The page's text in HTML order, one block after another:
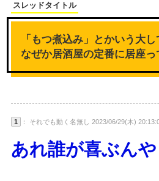
スレッドタイトル
「もつ煮込み」とかいう大
なぜか居酒屋の定番に居座
1 ： それでも動く名無し 2023/06/29(木)
あれ誰が喜ぶんや